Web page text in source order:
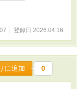
登録日 2026.04.16
に追加 0